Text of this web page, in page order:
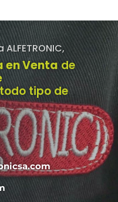
en Venta de
tipo de